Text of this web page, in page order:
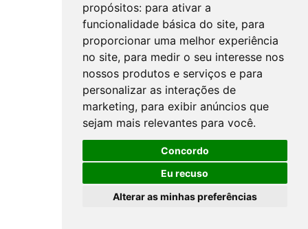
propósitos: para ativar a
funcionalidade básica do site, para
proporcionar uma melhor experiência
no site, para medir o seu interesse nos
nossos produtos e serviços e para
personalizar as interações de
marketing, para exibir anúncios que
sejam mais relevantes para você.
Concordo
Eu recuso
Alterar as minhas preferências